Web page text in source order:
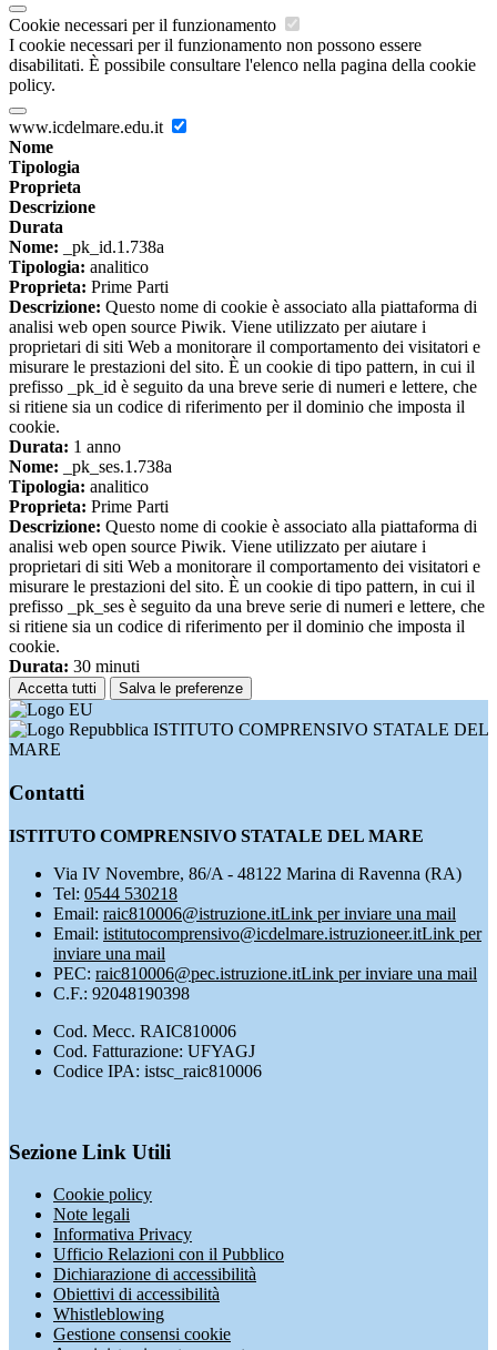
Cookie necessari per il funzionamento
I cookie necessari per il funzionamento non possono essere
disabilitati. È possibile consultare l'elenco nella pagina della cookie
policy.
www.icdelmare.edu.it
Nome
Tipologia
Proprieta
Descrizione
Durata
Nome: _pk_id.1.738a
Tipologia: analitico
Proprieta: Prime Parti
Descrizione: Questo nome di cookie è associato alla piattaforma di
analisi web open source Piwik. Viene utilizzato per aiutare i
proprietari di siti Web a monitorare il comportamento dei visitatori e
misurare le prestazioni del sito. È un cookie di tipo pattern, in cui il
prefisso _pk_id è seguito da una breve serie di numeri e lettere, che
si ritiene sia un codice di riferimento per il dominio che imposta il
cookie.
Durata: 1 anno
Nome: _pk_ses.1.738a
Tipologia: analitico
Proprieta: Prime Parti
Descrizione: Questo nome di cookie è associato alla piattaforma di
analisi web open source Piwik. Viene utilizzato per aiutare i
proprietari di siti Web a monitorare il comportamento dei visitatori e
misurare le prestazioni del sito. È un cookie di tipo pattern, in cui il
prefisso _pk_ses è seguito da una breve serie di numeri e lettere, che
si ritiene sia un codice di riferimento per il dominio che imposta il
cookie.
Durata: 30 minuti
Accetta tutti Salva le preferenze
ISTITUTO COMPRENSIVO STATALE DEL
MARE
Contatti
ISTITUTO COMPRENSIVO STATALE DEL MARE
Via IV Novembre, 86/A - 48122 Marina di Ravenna (RA)
Tel: 0544 530218
Email: raic810006@istruzione.itLink per inviare una mail
Email: istitutocomprensivo@icdelmare.istruzioneer.itLink per
inviare una mail
PEC: raic810006@pec.istruzione.itLink per inviare una mail
C.F.: 92048190398
Cod. Mecc. RAIC810006
Cod. Fatturazione: UFYAGJ
Codice IPA: istsc_raic810006
Sezione Link Utili
Cookie policy
Note legali
Informativa Privacy
Ufficio Relazioni con il Pubblico
Dichiarazione di accessibilità
Obiettivi di accessibilità
Whistleblowing
Gestione consensi cookie